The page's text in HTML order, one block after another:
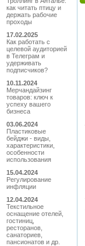
как читать птицу и
держать рабочие
проходы
17.02.2025
Как работать с
целевой аудиторией
в Телеграм и
удерживать
подписчиков?
10.11.2024
Мерчандайзинг
товаров: ключ к
успеху вашего
бизнеса
03.06.2024
Пластиковые
бейджи - виды,
характеристики,
особенности
использования
15.04.2024
Регулирование
инфляции
12.04.2024
Текстильное
оснащение отелей,
гостиниц,
ресторанов,
санаториев,
пансионатов и др.